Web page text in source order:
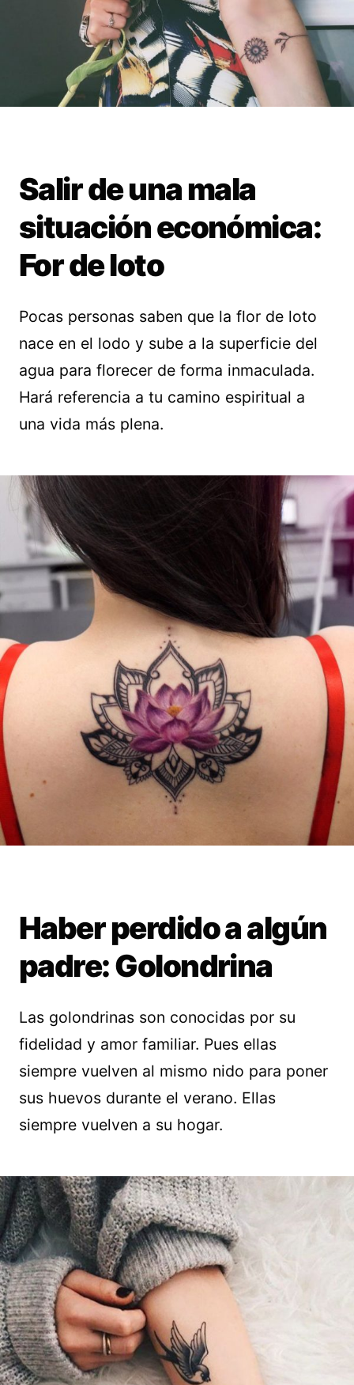
Salir de una mala
situación económica:
For de loto
Pocas personas saben que la flor de loto
nace en el lodo y sube a la superficie del
agua para florecer de forma inmaculada.
Hará referencia a tu camino espiritual a
una vida más plena.
Haber perdido a algún
padre: Golondrina
Las golondrinas son conocidas por su
fidelidad y amor familiar. Pues ellas
siempre vuelven al mismo nido para poner
sus huevos durante el verano. Ellas
siempre vuelven a su hogar.